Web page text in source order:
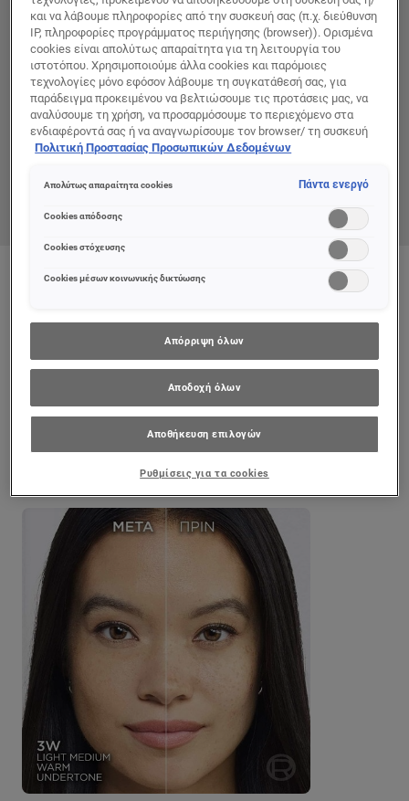
Color
και να λάβουμε πληροφορίες από την συσκευή σας (π.χ. διεύθυνση
IP, πληροφορίες προγράμματος περιήγησης (browser)). Ορισμένα
cookies είναι απολύτως απαραίτητα για τη λειτουργία του
ιστοτόπου. Χρησιμοποιούμε άλλα cookies και παρόμοιες
τεχνολογίες μόνο εφόσον λάβουμε τη συγκατάθεσή σας, για
παράδειγμα προκειμένου να βελτιώσουμε τις προτάσεις μας, να
αναλύσουμε τη χρήση, να προσαρμόσουμε το περιεχόμενο στα
ενδιαφέροντά σας ή να αναγνωρίσουμε τον browser/ τη συσκευή
σας για τη δημιουργία προφίλ με τα ενδιαφέροντά σας και να σας
διαδικτυακές προτάσεις. Μπορείτε να αποδεχθείτε cookies τα
(«Απόρριψη όλων») ή να ρυθμίσετε και να αποθηκεύσετε τις
επιλογές σας («Αποθήκευση επιλογών»). Μπορείτε επίσης, ανά
πάσα στιγμή, να ελέγξετε και να ρυθμίσετε εκ νέου τις επιλογές
Περισσότερες πληροφορίες μπορείτε να βρείτε στην
Πολιτική Προστασίας Προσωπικών Δεδομένων
Απολύτως απαραίτητα cookies Πάντα ενεργό
Cookies απόδοσης
Cookies στόχευσης
Cookies μέσων κοινωνικής δικτύωσης
Απόρριψη όλων
Αποδοχή όλων
Αποθήκευση επιλογών
Ρυθμίσεις για τα cookies